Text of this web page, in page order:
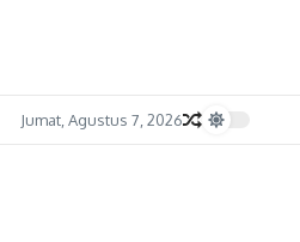
Jumat, Agustus 7, 2026